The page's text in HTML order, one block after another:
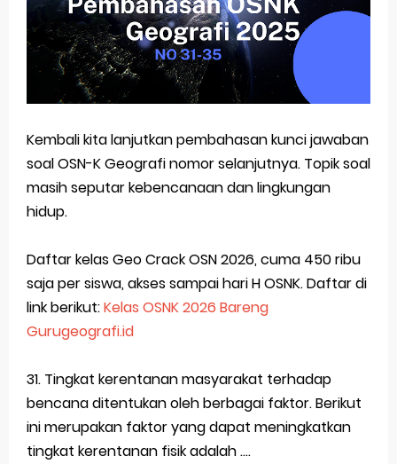
Pembahasan Soal OSN-K Geografi 2025 No 1-5
Bocoran 150 Bank Soal Dasar OSN Geografi 2026 Part 1 [Wajib Baca]
Bencana Banjir Bandang di Sumatra Salah Manusia
Gratis, Pre Test Online Calon Pejuang OSN Geografi 2026
50 Latihan Prediksi Soal TKA Sosiologi 2025 + Kunci
Prediksi Soal TKA Geografi Topik Konsep Geografi + Kunci
Latihan Soal TKA Geografi 2025 Topik Analisa Informasi Geospasial
STOP Belajar Geografi Pakai Cara Lama! 😤 TKA 2025 Beda Level. Kuasai 150 Bank Soal HOTS Sekarang!
Ebook Prediksi 150 Soal TKA Geografi 2025 + Kunci Jawaban
Menjadi Pengajar Jaman Sekarang Makin Berat
Friday, 7 August
Kembali kita lanjutkan pembahasan kunci jawaban
soal OSN-K Geografi nomor selanjutnya. Topik soal
masih seputar kebencanaan dan lingkungan
hidup.
Daftar kelas Geo Crack OSN 2026, cuma 450 ribu
saja per siswa, akses sampai hari H OSNK. Daftar di
link berikut:Kelas OSNK 2026 Bareng
Gurugeografi.id
31. Tingkat kerentanan masyarakat terhadap
bencana ditentukan oleh berbagai faktor. Berikut
ini merupakan faktor yang dapat meningkatkan
tingkat kerentanan fisik adalah ....